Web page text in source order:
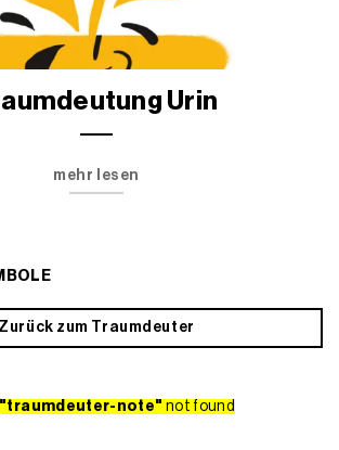
Urin
mehr lesen
Zurück zum Traumdeuter
"traumdeuter-note" not found